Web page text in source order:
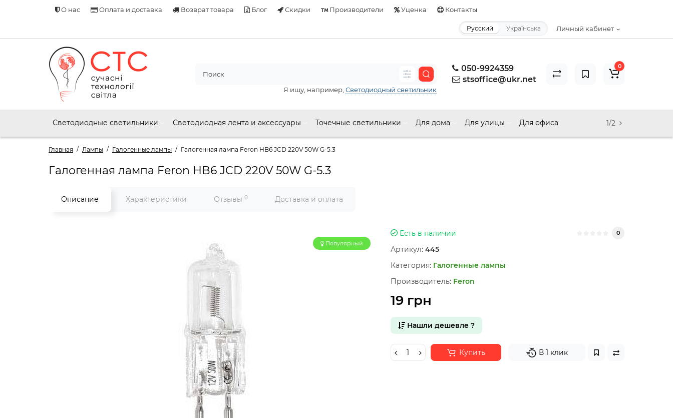
О нас Оплата и доставка Возврат товара Блог Скидки Производители Уценка Контакты
Личный кабинет
Русский Українська
050-9924359
stsoffice@ukr.net
Я ищу, например, Светодиодный светильник
0
Светодиодные светильники Светодиодная лента и аксессуары Точечные светильники Для дома Для улицы Для офиса 1/2
Главная Лампы Галогенные лампы Галогенная лампа Feron HB6 JCD 220V 50W G-5.3
Галогенная лампа Feron HB6 JCD 220V 50W G-5.3
Описание Характеристики Отзывы 0 Доставка и оплата
Популярный
Есть в наличии 0
Артикул: 445
Категория: Галогенные лампы
Производитель: Feron
19 грн
Нашли дешевле ?
Купить В 1 клик